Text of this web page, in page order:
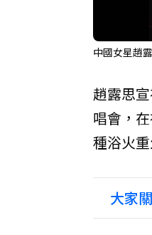
中國女星趙
趙露思
唱會，
種浴火
大家